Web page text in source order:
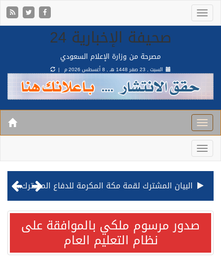
صحيفة الإخبارية 24
مصرحة من وزارة الإعلام السعودي
السبت , 23 صفر 1448 هـ , 8 أغسطس 2026 م |
البيان المشترك لقمة مكة المكرمة للدفاع المشترك بين المملكة وتركيا وباكستان
قيادة القوات المشتركة للتحالف: نفذنا عملية رد عسكري متناسبة لأهداف عسكرية مشروعة تابعة للمليشيا الحوثية الإرهابية في محافظة الحديدة
صدور مرسوم ملكي بالموافقة على
نظام التعليم العام